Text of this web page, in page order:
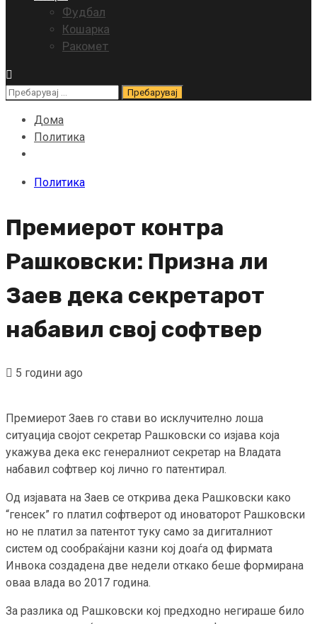
Фудбал
Кошарка
Ракомет
Пребарувај
Дома
Политика
Политика
Премиерот контра
Рашковски: Призна ли
Заев дека секретарот
набавил свој софтвер
5 години ago
Премиерот Заев го стави во исклучително лоша
ситуација својот секретар Рашковски со изјава која
укажува дека екс генералниот секретар на Владата
набавил софтвер кој лично го патентирал.
Од изјавата на Заев се открива дека Рашковски како
“генсек” го платил софтверот од иноваторот Рашковски
но не платил за патентот туку само за дигиталниот
систем од сообраќајни казни кој доаѓа од фирмата
Инвока создадена две недели откако беше формирана
оваа влада во 2017 година.
За разлика од Рашковски кој предходно негираше било